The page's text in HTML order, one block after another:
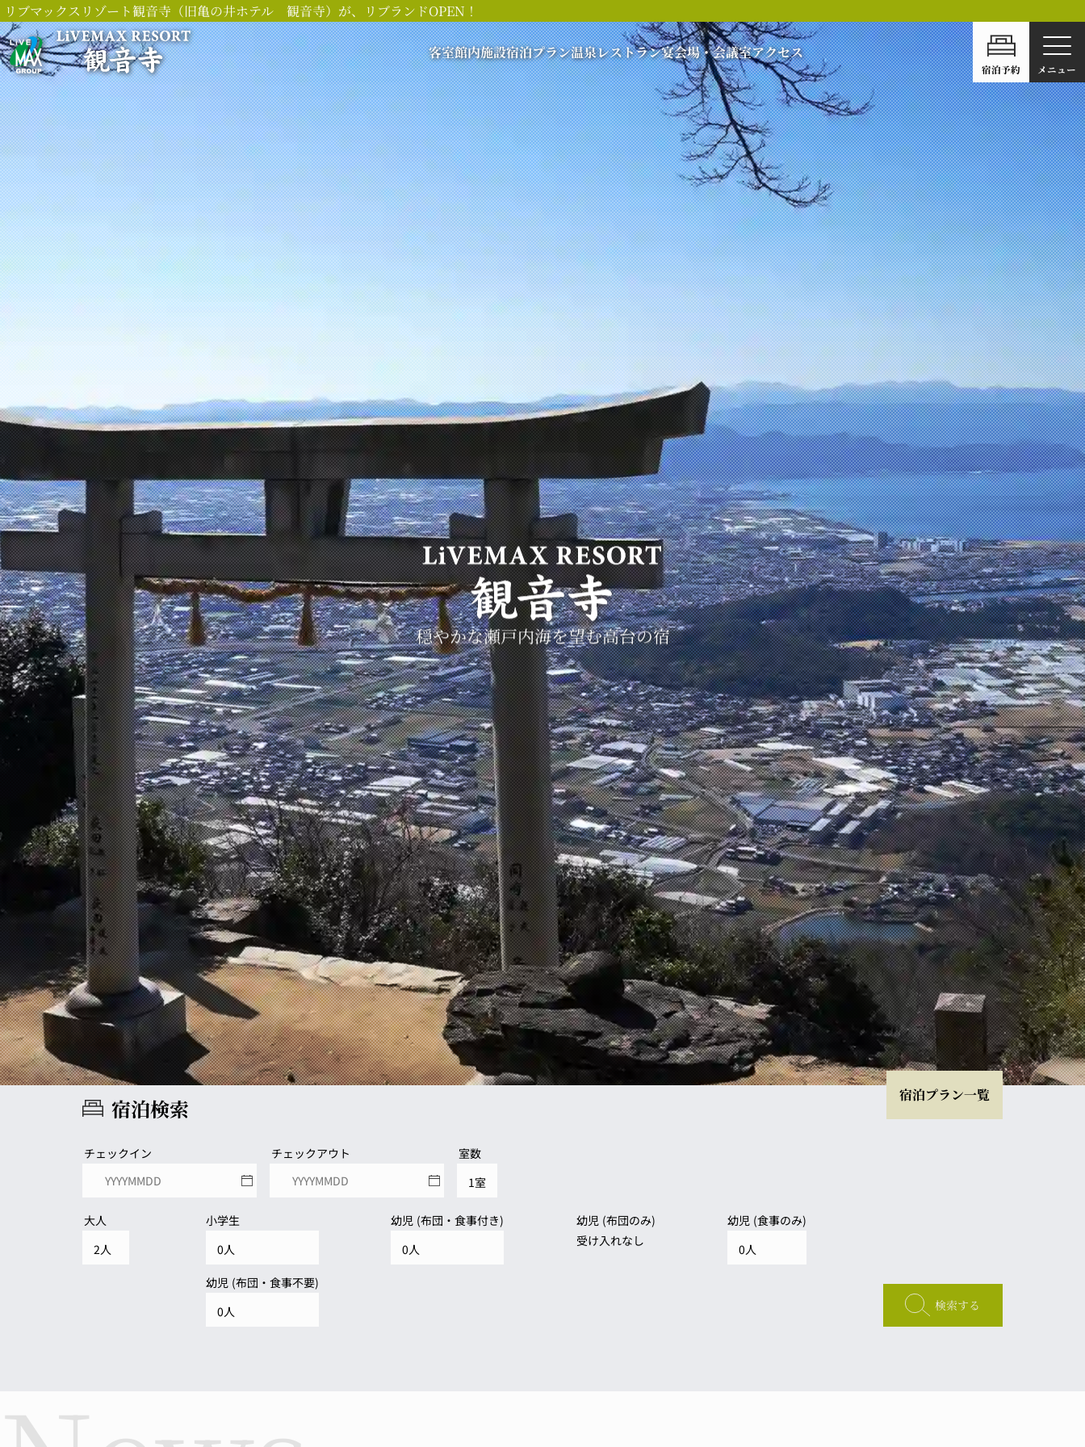
リブマックスリゾート観音寺（旧亀の井ホテル 観音寺）が、リブランドOPEN！
客室館内施設宿泊プラン温泉レストラン宴会場・会議室アクセス
宿泊予約 メニュー
穏やかな瀬戸内海を望む高台の宿
宿泊検索 宿泊プラン一覧
チェックイン チェックアウト 室数
大人 小学生 幼児 (布団・食事付き)
幼児 (布団のみ)
受け入れなし
幼児 (食事のみ)
幼児 (布団・食事不要)